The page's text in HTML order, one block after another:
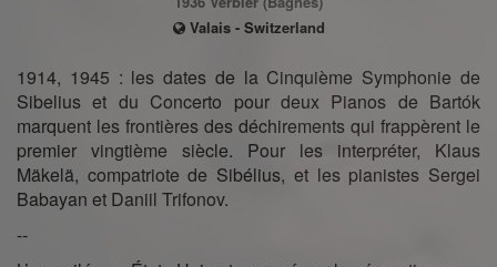
Valais - Switzerland
1914, 1945 : les dates de la Cinquième Symphonie de
Sibelius et du Concerto pour deux Pianos de Bartók
marquent les frontières des déchirements qui frappèrent le
premier vingtième siècle. Pour les interpréter, Klaus
Mäkelä, compatriote de Sibélius, et les pianistes Sergei
Babayan et Daniil Trifonov.
--